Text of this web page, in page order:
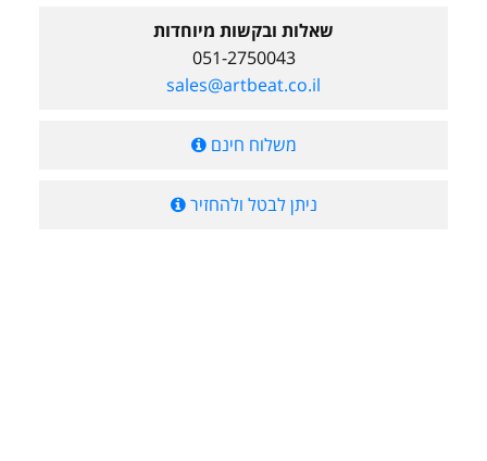
שאלות ובקשות מיוחדות
051-2750043
sales@artbeat.co.il
משלוח חינם
ניתן לבטל ולהחזיר